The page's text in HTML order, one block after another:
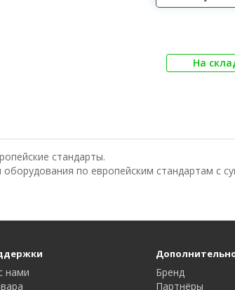
На
стандарты.
по европейским стандартам с
нами
Бренд
Партнёры